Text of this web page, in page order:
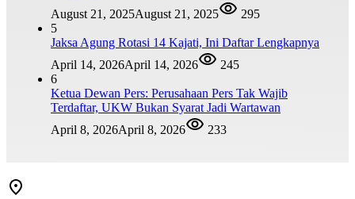
August 21, 2025August 21, 2025
295
5
Jaksa Agung Rotasi 14 Kajati, Ini Daftar Lengkapnya
April 14, 2026April 14, 2026
245
6
Ketua Dewan Pers: Perusahaan Pers Tak Wajib
Terdaftar, UKW Bukan Syarat Jadi Wartawan
April 8, 2026April 8, 2026 233